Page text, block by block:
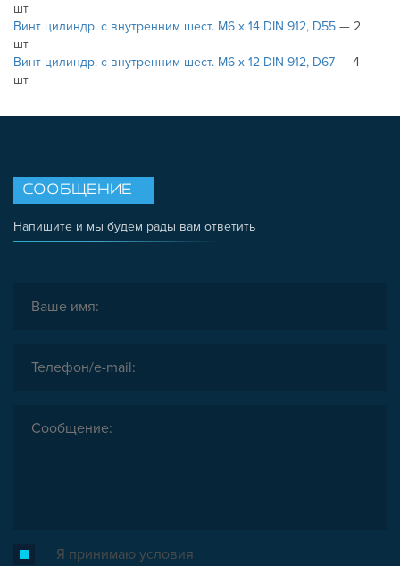
шт
Винт цилиндр. с внутренним шест. М6 х 14 DIN 912, D55 — 2
шт
Винт цилиндр. с внутренним шест. М6 х 12 DIN 912, D67 — 4
шт
СООБЩЕНИЕ
Напишите и мы будем рады вам ответить
Я принимаю условия